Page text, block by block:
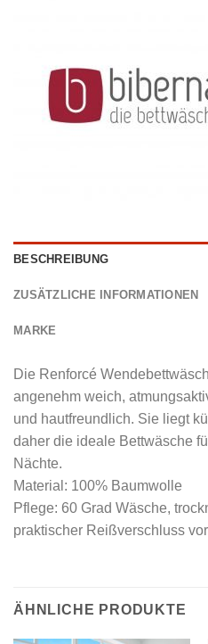
BESCHREIBUNG
ZUSÄTZLICHE INFORMATIONEN
MARKE
Die Renforcé
angenehm weich,
und hautfreundlich. Sie liegt
daher die ideale Bettwäsche
Nächte.
Material: 100% Baumwolle
Pflege: 60 Grad Wäsche,
praktischer Reißverschluss
ÄHNLICHE PRODUKTE